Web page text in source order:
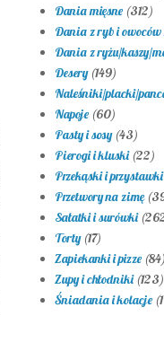
Dania mięsne (312)
Dania z ryb i owoców
Dania z ryżu/kaszy/
Desery (149)
Naleśniki/placki/
Napoje (60)
Pasty i sosy (43)
Pierogi i kluski (22)
Przekąski i przystawki
Przetwory na zimę
Sałatki i surówki
Torty (17)
Zapiekanki i pizze (84)
Zupy i chłodniki (123)
Śniadania i kolacje